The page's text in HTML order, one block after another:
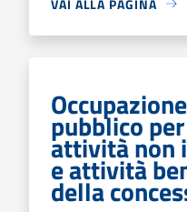
pubblico
attività non
e attività
della